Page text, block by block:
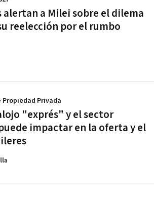
alertan a Milei sobre el dilema
reelección por el rumbo
"exprés" y el sector
impactar en la oferta y el
Propiedad Privada